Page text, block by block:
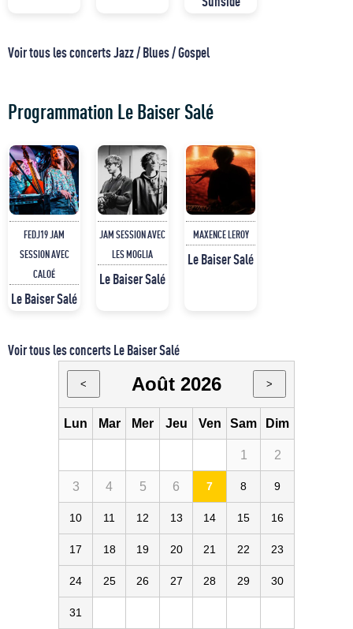
Voir tous les concerts Jazz / Blues / Gospel
Programmation Le Baiser Salé
FEDJ19 JAM
SESSION AVEC
CALOÉ
Le Baiser Salé
JAM SESSION AVEC
LES MOGLIA
Le Baiser Salé
MAXENCE LEROY
Le Baiser Salé
Voir tous les concerts Le Baiser Salé
< Août 2026 >
Lun Mar Mer Jeu Ven Sam Dim
1 2
3 4 5 6 7 8 9
10 11 12 13 14 15 16
17 18 19 20 21 22 23
24 25 26 27 28 29 30
31